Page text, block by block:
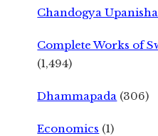
Chandogya
Complete Works of
(1,494)
Dhammapada (306)
Economics (1)